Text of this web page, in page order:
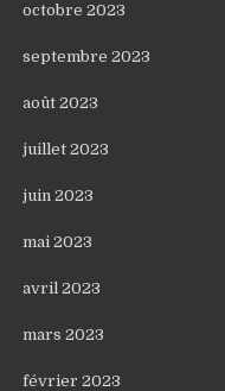
octobre 2023
septembre 2023
août 2023
juillet 2023
juin 2023
mai 2023
avril 2023
mars 2023
février 2023